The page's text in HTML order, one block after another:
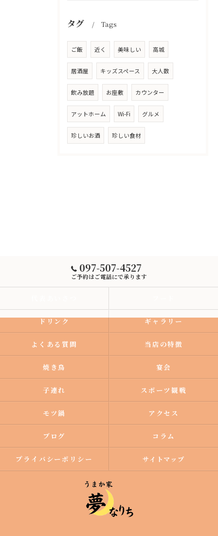
タグ Tags
ご飯 近く 美味しい 高城
居酒屋 キッズスペース 大人数
飲み放題 お座敷 カウンター
アットホーム Wi-Fi グルメ
珍しいお酒 珍しい食材
097-507-4527
ご予約はご電話にで承ります
ドリンク ギャラリー
よくある質問 当店の特徴
焼き鳥 宴会
子連れ スポーツ観戦
モツ鍋 アクセス
ブログ コラム
プライバシーポリシー サイトマップ